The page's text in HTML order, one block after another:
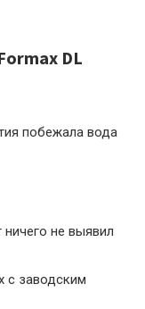
DL
побежала вода
не выявил
с заводским